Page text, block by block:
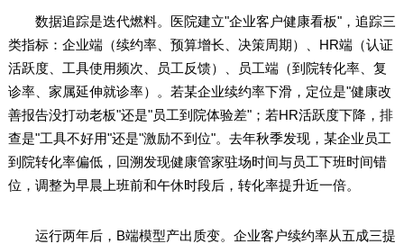
数据追踪是迭代燃料。医院建立"企业客户健康看板"，追踪三
类指标：企业端（续约率、预算增长、决策周期）、HR端（认证
活跃度、工具使用频次、员工反馈）、员工端（到院转化率、复
诊率、家属延伸就诊率）。若某企业续约率下滑，定位是"健康改
善报告没打动老板"还是"员工到院体验差"；若HR活跃度下降，排
查是"工具不好用"还是"激励不到位"。去年秋季发现，某企业员工
到院转化率偏低，回溯发现健康管家驻场时间与员工下班时间错
位，调整为早晨上班前和午休时段后，转化率提升近一倍。
运行两年后，B端模型产出质变。企业客户续约率从五成三提